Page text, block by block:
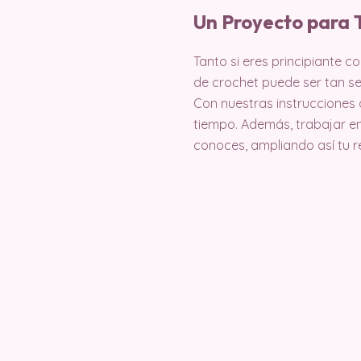
Un Proyecto para
Tanto si eres principiante
de crochet puede ser tan
Con nuestras
tiempo. Además, trabajar
conoces, ampliando así tu